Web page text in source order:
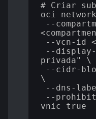
# Criar
oci
--
--vcn-id
--display-
privada" \
--cidr-
\
--dns-
--
vnic true